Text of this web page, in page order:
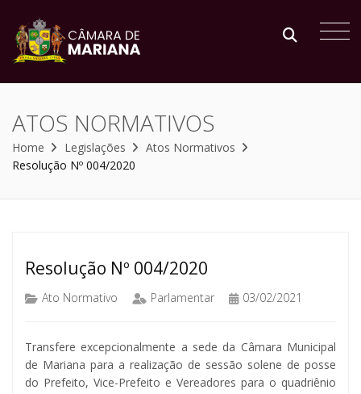
ATOS NORMATIVOS
Home Legislações
Atos Normativos
Resolução Nº 004/2020
Resolução Nº 004/2020
Ato Normativo Parlamentar 03/02/2021
Transfere excepcionalmente a sede da Câmara Municipal
de Mariana para a realização de sessão solene de posse
do Prefeito, Vice-Prefeito e Vereadores para o quadriênio